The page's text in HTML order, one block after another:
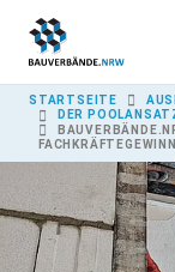
YOU ARE HERE:
STARTSEITE
DER